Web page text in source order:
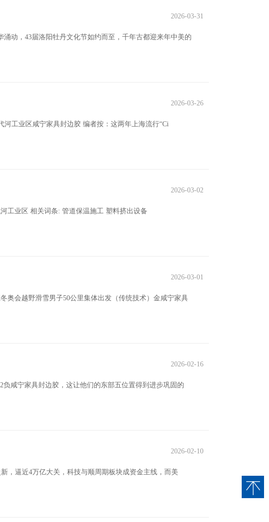
2026-03-31
动，43届洛阳牡丹文化节如约而至，千年古都迎来年中美的
2026-03-26
工业区咸宁家具封边胶 编者按：这两年上海流行“Ci
2026-03-02
工业区 相关词条: 管道保温施工 塑料挤出设备
2026-03-01
奥会越野滑雪男子50公里集体出发（传统技术）金咸宁家具
2026-02-16
咸宁家具封边胶，这让他们的东部五位置得到进步巩固的
2026-02-10
，逼近4万亿大关，科技与顺周期板块成资金主线，而美